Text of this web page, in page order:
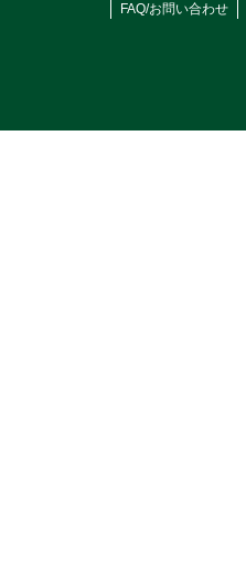
FAQ/お問い合わせ